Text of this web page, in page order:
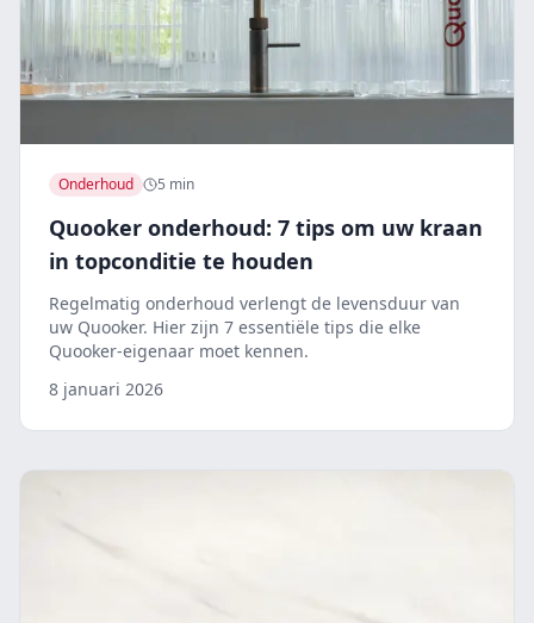
Onderhoud 5 min
Quooker onderhoud: 7 tips om uw kraan
in topconditie te houden
Regelmatig onderhoud verlengt de levensduur van
uw Quooker. Hier zijn 7 essentiële tips die elke
Quooker-eigenaar moet kennen.
8 januari 2026